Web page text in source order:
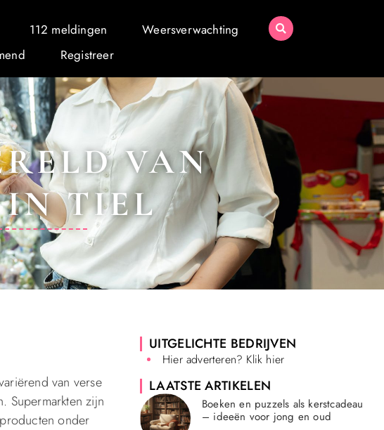
112 meldingen
Weersverwachting
Registreer
VAN
IN TIEL
van verse
Supermarkten zijn
onder
UITGELICHTE BEDRIJVEN
Hier adverteren? Klik hier
LAATSTE ARTIKELEN
Boeken en puzzels als kerstcadeau
– ideeën voor jong en oud